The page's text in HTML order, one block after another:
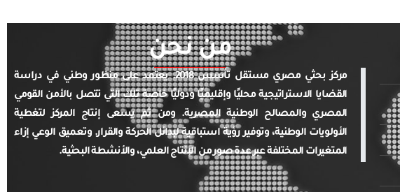
من نحن
مركز بحثي مصري مستقل تأسس 2018. يعتمد على منظور وطني في دراسة
القضايا الاستراتيجية محليًا وإقليميًا ودوليًا خاصة تلك التي تتصل بالأمن القومي
المصري والمصالح الوطنية المصرية. ومن ثم يسعى إنتاج المركز لتغطية
الأولويات الوطنية، وتوفير رؤية استباقية لبدائل الحركة والقرار. وتعميق الوعي إزاء
المتغيرات المختلفة عبر عدة صور من الإنتاج العلمي، والأنشطة البحثية.